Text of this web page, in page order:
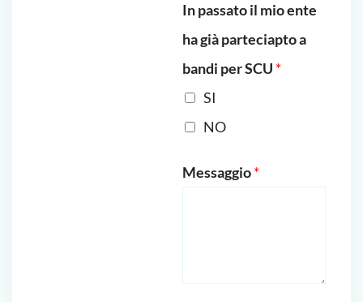
In passato il mio ente
ha già parteciapto a
bandi per SCU *
SI
NO
Messaggio*